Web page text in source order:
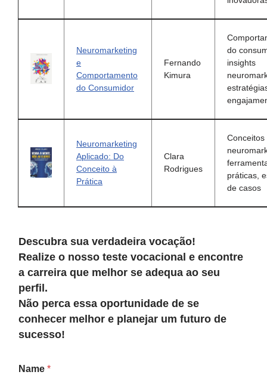
Neuromarketing
e
Comportamento
do Consumidor
Fernando
Kimura
do
insights
Neuromarketing
Aplicado: Do
Conceito à
Prática
Clara
Rodrigues
Conceitos
práticas,
de casos
Descubra sua verdadeira vocação!
Realize o nosso teste vocacional e encontre
a carreira que melhor se adequa ao seu
perfil.
Não perca essa oportunidade de se
conhecer melhor e planejar um futuro de
sucesso!
Name *